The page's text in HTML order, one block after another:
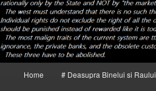
Home # Deasupra Binelui si Raului